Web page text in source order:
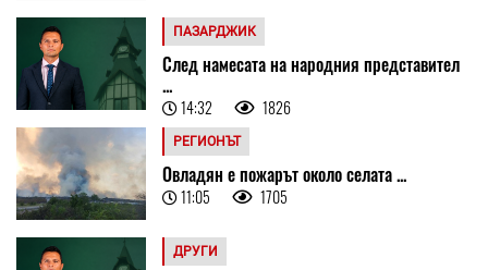
ПАЗАРДЖИК
След намесата на народния представител
...
14:32 1826
РЕГИОНЪТ
Овладян е пожарът около селата ...
11:05 1705
ДРУГИ